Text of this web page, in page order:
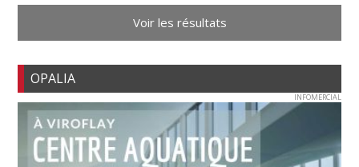
Voir les résultats
OPALIA
INFOMERCIAL